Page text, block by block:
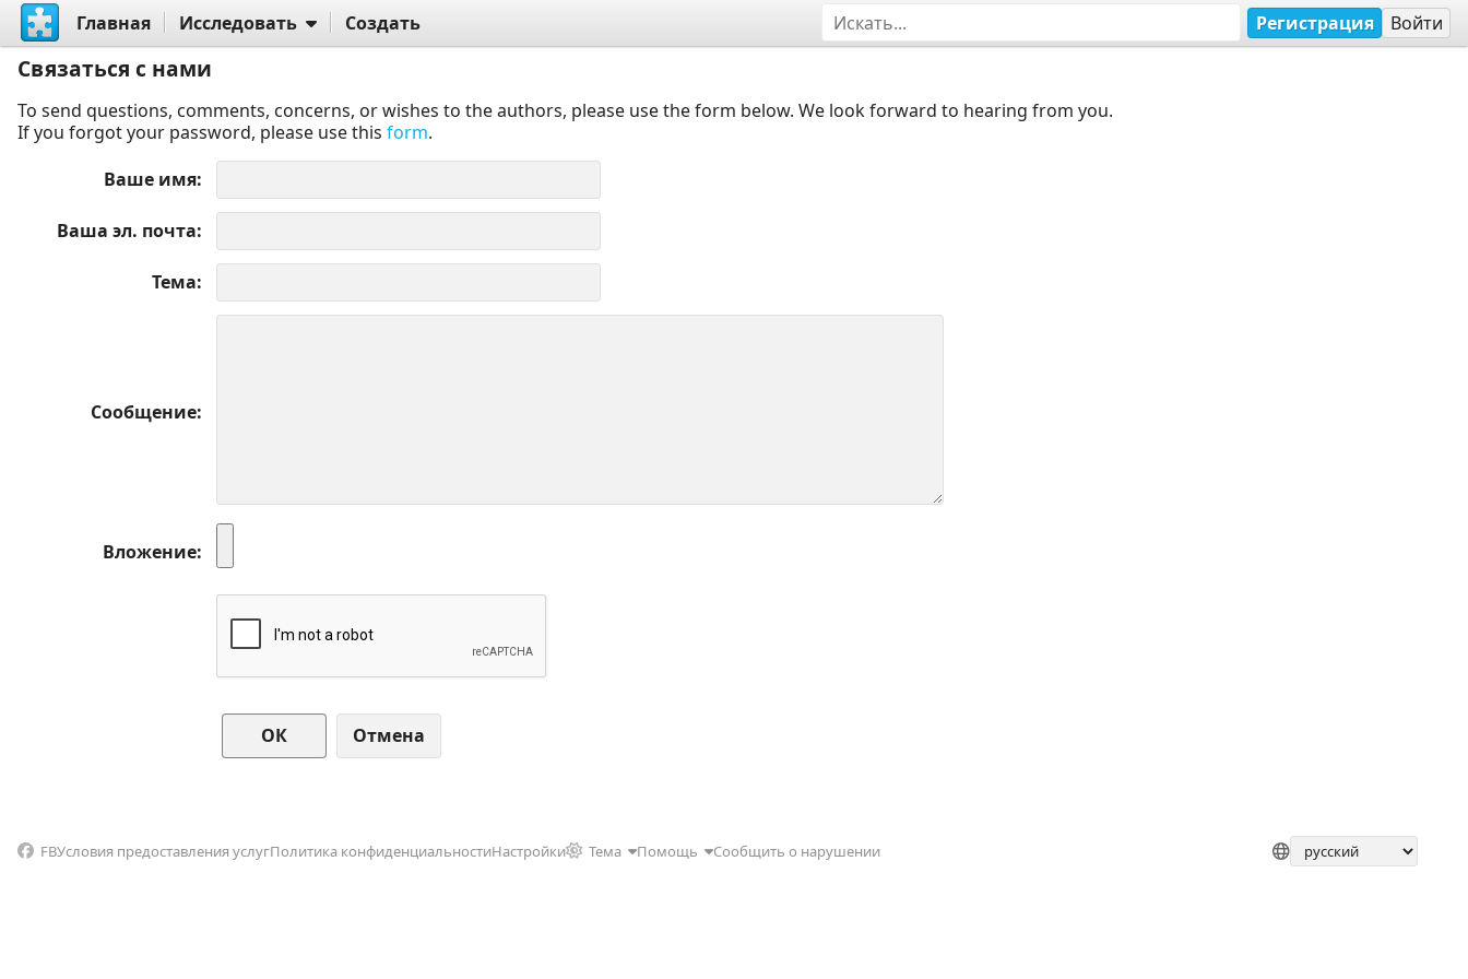
Главная Исследовать Создать Регистрация Войти
Связаться с нами
To send questions, comments, concerns, or wishes to the authors, please use the form below. We look forward to hearing from you.
If you forgot your password, please use this form.
Ваше имя
Ваша эл. почта
Тема
Сообщение
Вложение
Отмена
FBУсловия предоставления услугПолитика конфиденциальностиНастройки Тема Помощь Сообщить о нарушении